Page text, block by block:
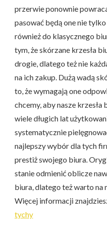
przerwie ponownie
pasować będą one nie
również do klasycznego
tym, że skórzane krzesła
drogie, dlatego też nie
na ich zakup. Dużą wadą
to, że wymagają one
chcemy, aby nasze krzesła
wiele długich lat
systematycznie
najlepszy wybór dla tych
prestiż swojego biura.
stanie odmienić oblicze
biura, dlatego też warto na
Więcej informacji
tychy